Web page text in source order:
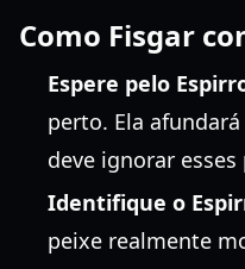
Como Fisgar
Espere pelo
perto. Ela
deve ignorar
Identifique o
peixe realmente